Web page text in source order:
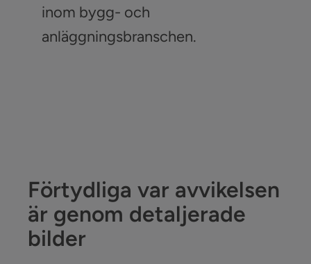
inom bygg- och
anläggningsbranschen.
Förtydliga var avvikelsen
är genom detaljerade
bilder